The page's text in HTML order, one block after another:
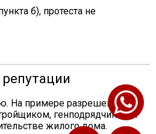
б), протеста не
На примере разрешения
генподрядчиком и
жилого дома.